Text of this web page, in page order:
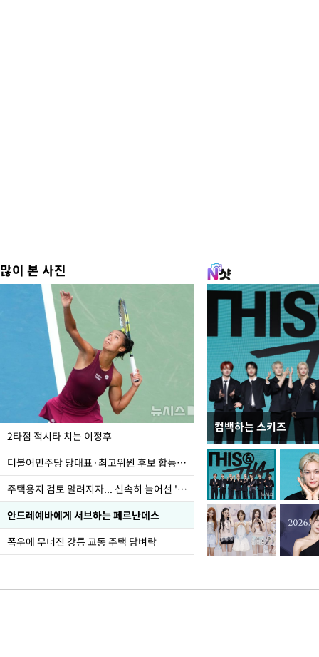
많이 본 사진
2타점 적시타 치는 이정후
더불어민주당 당대표·최고위원 후보 합동연설회
주택용지 검토 알려지자... 신속히 늘어선 '근조화환'
안드레예바에게 서브하는 페르난데스
폭우에 무너진 강릉 교동 주택 담벼락
컴백하는 스키즈
이번주 국회에는 무